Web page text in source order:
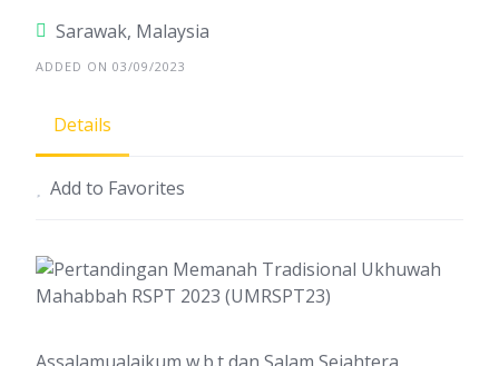
Sarawak, Malaysia
ADDED ON 03/09/2023
Details
Add to Favorites